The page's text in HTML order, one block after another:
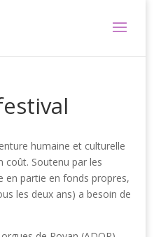
humaine et culturelle
coût. Soutenu par les
en partie en fonds propres,
les deux ans) a besoin de